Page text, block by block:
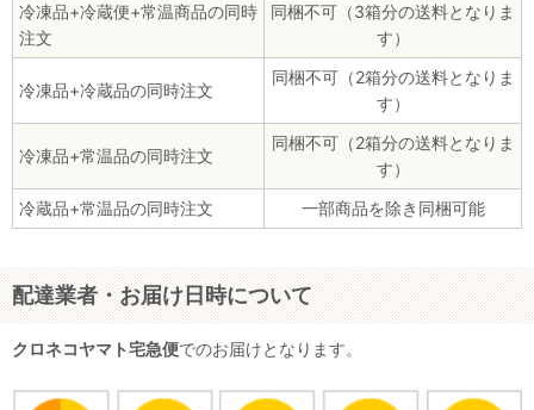
冷凍品+冷蔵便+常温商品の同時
注文
同梱不可（3箱分の送料となりま
す）
冷凍品+冷蔵品の同時注文
同梱不可（2箱分の送料となりま
す）
冷凍品+常温品の同時注文
同梱不可（2箱分の送料となりま
す）
冷蔵品+常温品の同時注文
一部商品を除き同梱可能
配達業者・お届け日時について
クロネコヤマト宅急便でのお届けとなります。